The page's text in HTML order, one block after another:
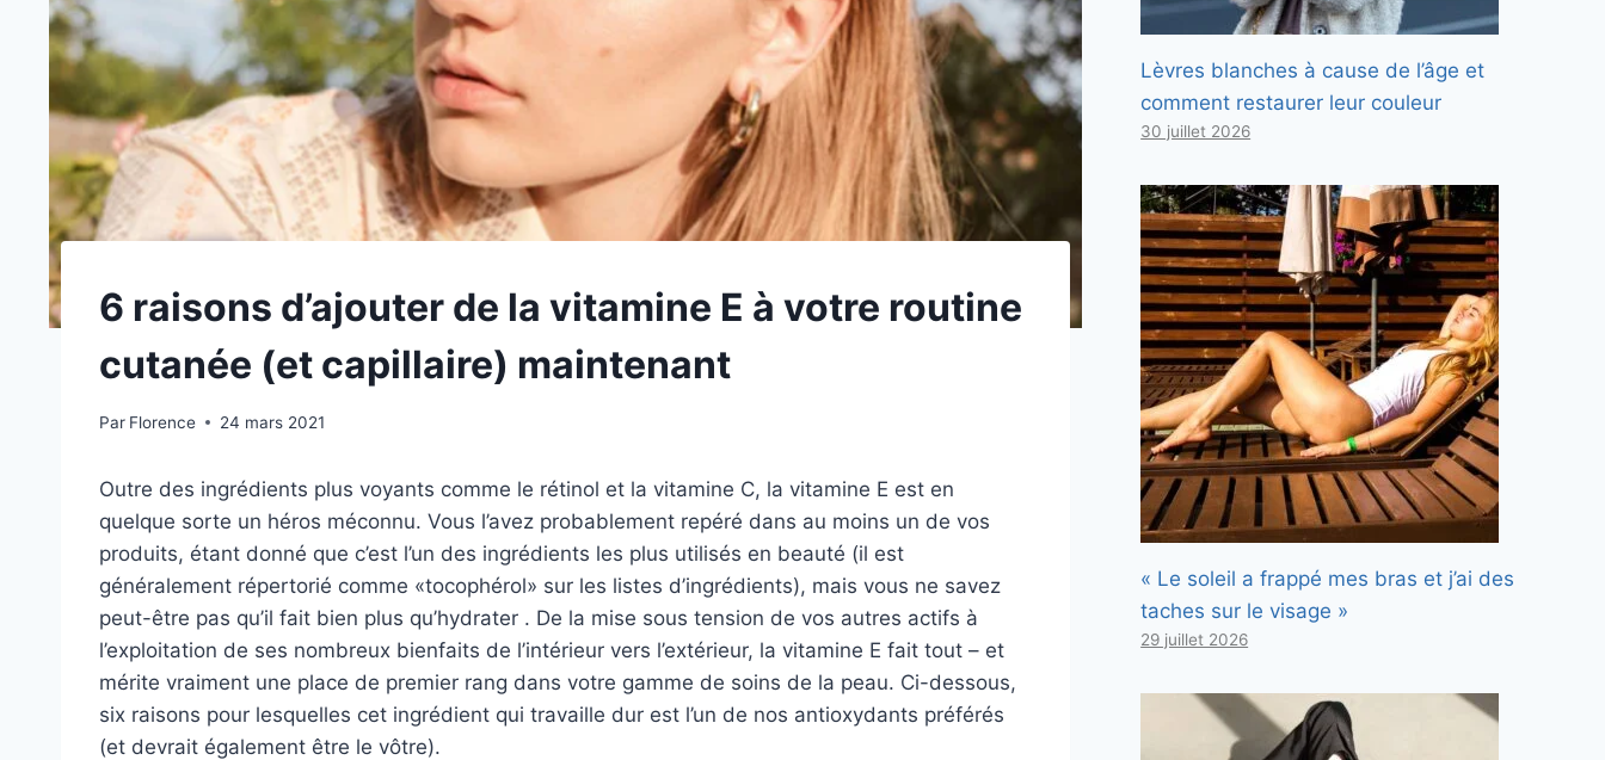
6 raisons d’ajouter de la vitamine E à votre routine
cutanée (et capillaire) maintenant
Par Florence 24 mars 2021
Outre des ingrédients plus voyants comme le rétinol et la vitamine C, la vitamine E est en
quelque sorte un héros méconnu. Vous l’avez probablement repéré dans au moins un de vos
produits, étant donné que c’est l’un des ingrédients les plus utilisés en beauté (il est
généralement répertorié comme «tocophérol» sur les listes d’ingrédients), mais vous ne savez
peut-être pas qu’il fait bien plus qu’hydrater . De la mise sous tension de vos autres actifs à
l’exploitation de ses nombreux bienfaits de l’intérieur vers l’extérieur, la vitamine E fait tout – et
mérite vraiment une place de premier rang dans votre gamme de soins de la peau. Ci-dessous,
six raisons pour lesquelles cet ingrédient qui travaille dur est l’un de nos antioxydants préférés
(et devrait également être le vôtre).
Lèvres blanches à cause de l’âge et
comment restaurer leur couleur
30 juillet 2026
« Le soleil a frappé mes bras et j’ai des
taches sur le visage »
29 juillet 2026